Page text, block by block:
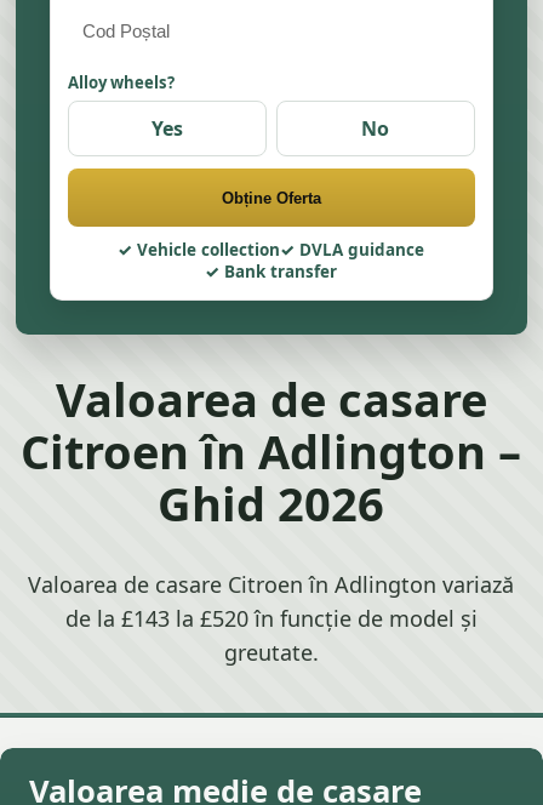
Alloy wheels?
Yes No
Obține Oferta
Vehicle collection
DVLA guidance
Bank transfer
Valoarea de casare
Citroen în Adlington –
Ghid 2026
Valoarea de casare Citroen în Adlington variază
de la £143 la £520 în funcție de model și
greutate.
Valoarea medie de casare